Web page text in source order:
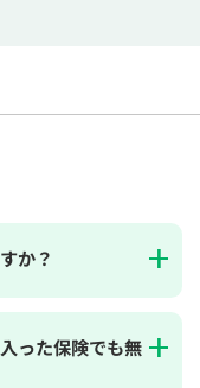
か？
った保険でも無